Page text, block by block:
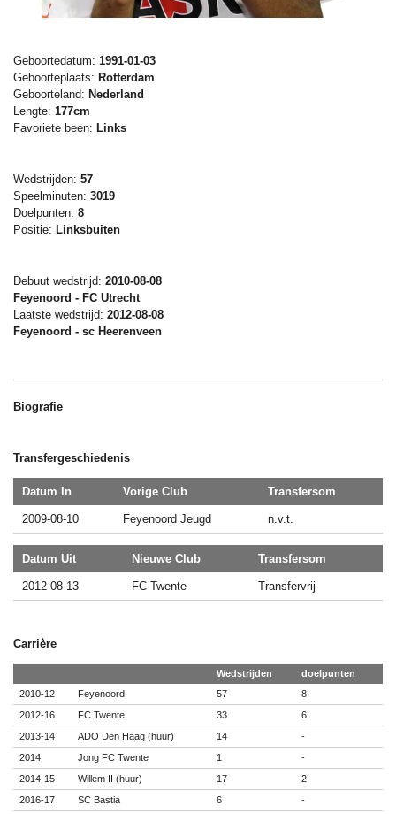
Geboortedatum: 1991-01-03
Geboorteplaats: Rotterdam
Geboorteland: Nederland
Lengte: 177cm
Favoriete been: Links
Wedstrijden: 57
Speelminuten: 3019
Doelpunten: 8
Positie: Linksbuiten
Debuut wedstrijd: 2010-08-08
Feyenoord - FC Utrecht
Laatste wedstrijd: 2012-08-08
Feyenoord - sc Heerenveen
Biografie
Transfergeschiedenis
Datum In Vorige Club Transfersom
2009-08-10 Feyenoord Jeugd n.v.t.
Datum Uit Nieuwe Club Transfersom
2012-08-13 FC Twente Transfervrij
Carrière
Wedstrijden
doelpunten
2010-12
Feyenoord 57
8
2012-16
FC Twente 33
6
2013-14
ADO Den Haag (huur) 14
-
2014
Jong FC Twente 1
-
2014-15
Willem II (huur) 17
2
2016-17
SC Bastia 6
-